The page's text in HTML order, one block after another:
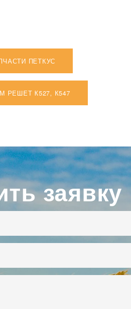
ПЕТКУС
РЕШЕТ К527, К547
заявку